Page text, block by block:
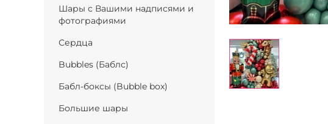
Шары с Вашими надписями и
фотографиями
Сердца
Bubbles (Баблс)
Бабл-боксы (Bubble box)
Большие шары